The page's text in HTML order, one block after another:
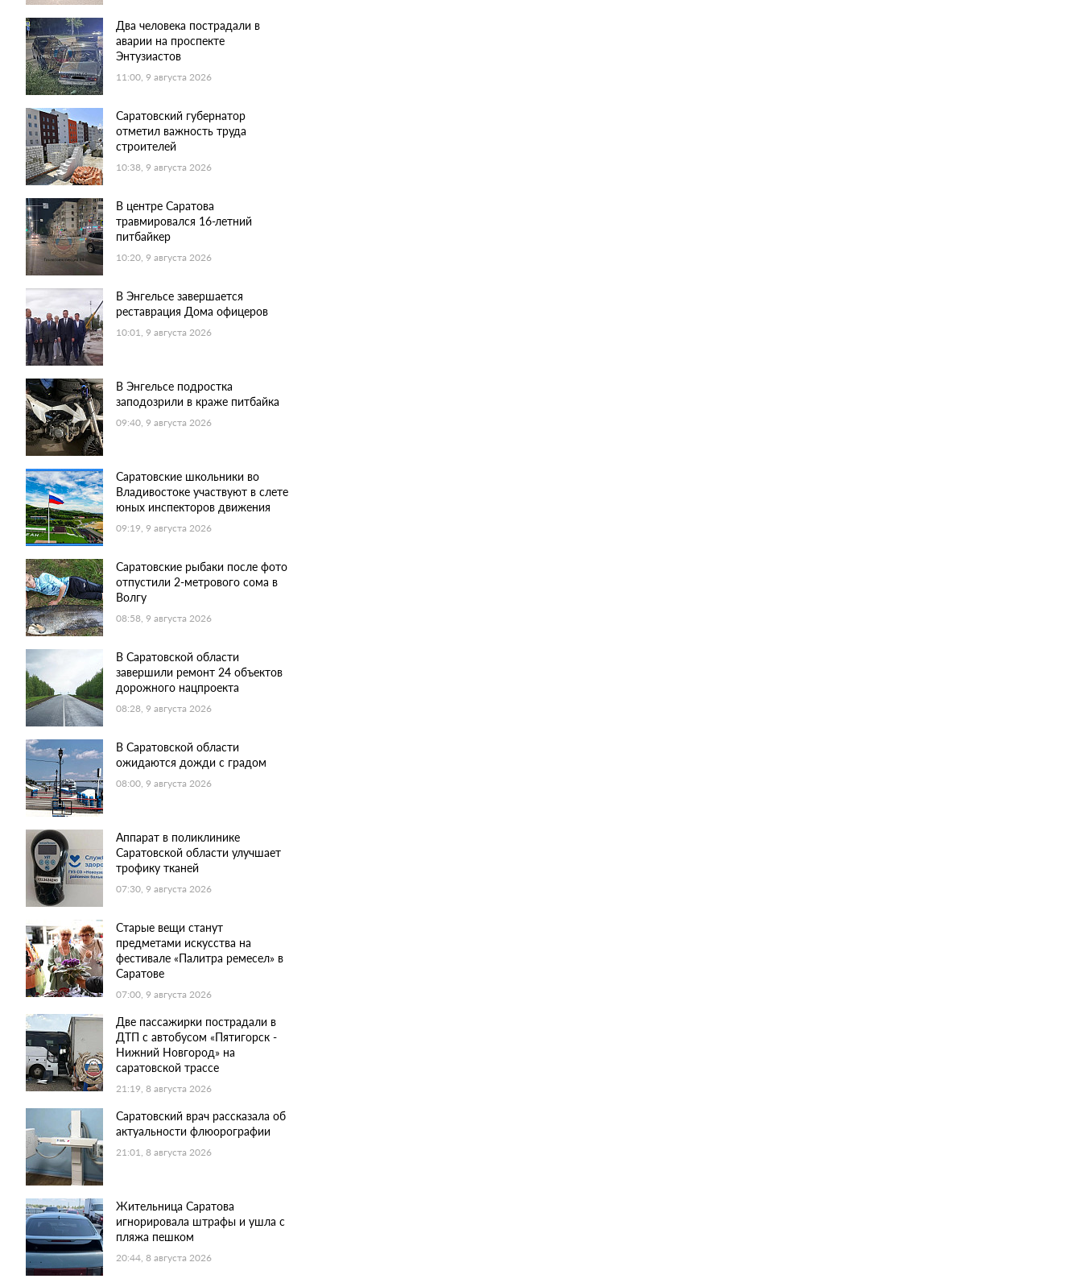
Два человека пострадали в
аварии на проспекте
Энтузиастов
11:00, 9 августа 2026
Саратовский губернатор
отметил важность труда
строителей
10:38, 9 августа 2026
В центре Саратова
травмировался 16-летний
питбайкер
10:20, 9 августа 2026
В Энгельсе завершается
реставрация Дома офицеров
10:01, 9 августа 2026
В Энгельсе подростка
заподозрили в краже питбайка
09:40, 9 августа 2026
Саратовские школьники во
Владивостоке участвуют в слете
юных инспекторов движения
09:19, 9 августа 2026
Саратовские рыбаки после фото
отпустили 2-метрового сома в
Волгу
08:58, 9 августа 2026
В Саратовской области
завершили ремонт 24 объектов
дорожного нацпроекта
08:28, 9 августа 2026
В Саратовской области
ожидаются дожди с градом
08:00, 9 августа 2026
Аппарат в поликлинике
Саратовской области улучшает
трофику тканей
07:30, 9 августа 2026
Старые вещи станут
предметами искусства на
фестивале «Палитра ремесел» в
Саратове
07:00, 9 августа 2026
Две пассажирки пострадали в
ДТП с автобусом «Пятигорск -
Нижний Новгород» на
саратовской трассе
21:19, 8 августа 2026
Саратовский врач рассказала об
актуальности флюорографии
21:01, 8 августа 2026
Жительница Саратова
игнорировала штрафы и ушла с
пляжа пешком
20:44, 8 августа 2026